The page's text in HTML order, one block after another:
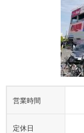
営業時間
定休日